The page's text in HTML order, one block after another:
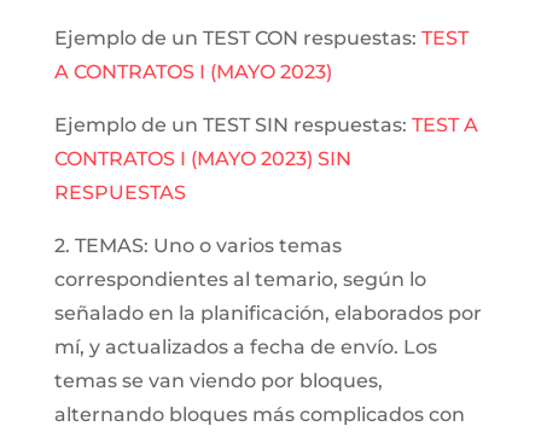
Ejemplo de un TEST CON respuestas: TEST
A CONTRATOS I (MAYO 2023)
Ejemplo de un TEST SIN respuestas: TEST A
CONTRATOS I (MAYO 2023) SIN
RESPUESTAS
2. TEMAS: Uno o varios temas
correspondientes al temario, según lo
señalado en la planificación, elaborados por
mí, y actualizados a fecha de envío. Los
temas se van viendo por bloques,
alternando bloques más complicados con